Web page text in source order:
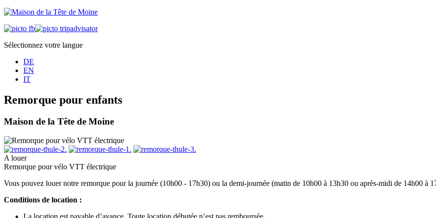
Sélectionnez votre langue
DE
EN
IT
Remorque pour enfants
Maison de la Tête de Moine
A louer
Remorque pour vélo VTT électrique
Vous pouvez louer notre remorque pour la journée (10h00 - 17h30) ou la demi-journée (matin de 10h00 à 13h30 ou après-midi de 14h00 à
Conditions de location :
La location est payable d’avance. Toute location débutée n’est pas remboursée.